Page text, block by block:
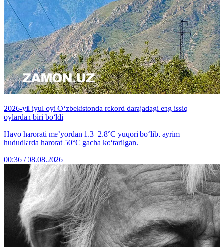
2026-yil iyul oyi O‘zbekistonda rekord darajadagi eng issiq
oylardan biri bo‘ldi
Havo harorati me’yordan 1,3–2,8°C yuqori bo‘lib, ayrim
hududlarda harorat 50°C gacha ko‘tarilgan.
00:36 / 08.08.2026